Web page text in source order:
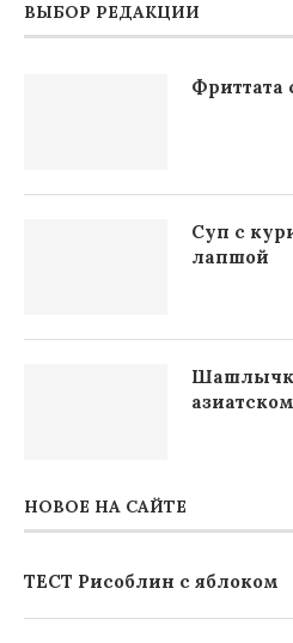
ВЫБОР РЕДАКЦИИ
Фриттата
Суп с
лапшой
НОВОЕ НА САЙТЕ
ТЕСТ Рисоблин с яблоком